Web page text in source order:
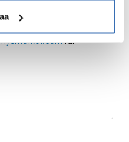
tai